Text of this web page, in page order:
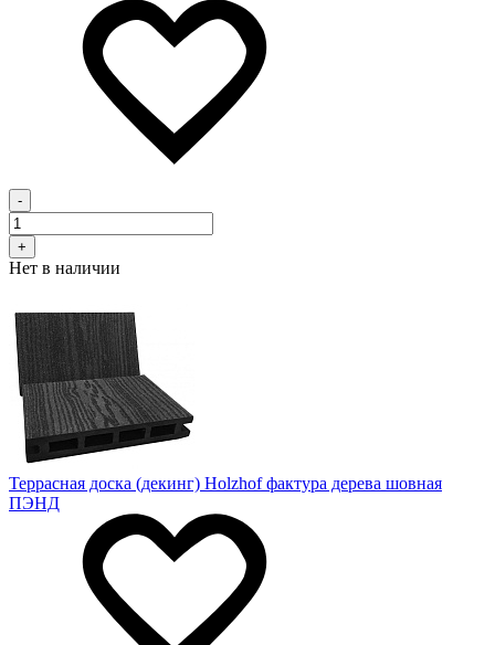
-
+
Нет в наличии
Террасная доска (декинг) Holzhof фактура дерева шовная
ПЭНД